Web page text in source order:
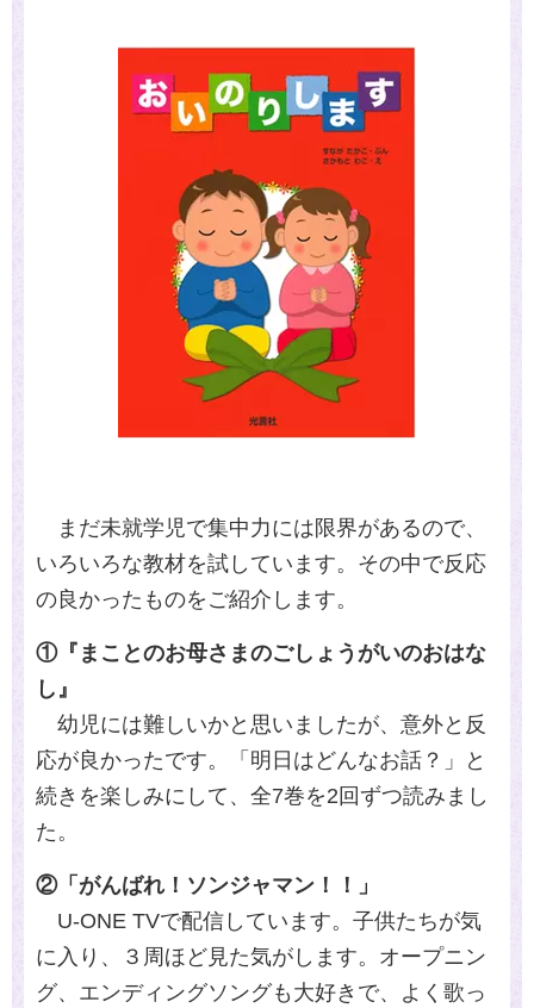
まだ未就学児で集中力には限界があるので、
いろいろな教材を試しています。その中で反応
の良かったものをご紹介します。
①『まことのお母さまのごしょうがいのおはな
し』
幼児には難しいかと思いましたが、意外と反
応が良かったです。「明日はどんなお話？」と
続きを楽しみにして、全7巻を2回ずつ読みまし
た。
②「がんばれ！ソンジャマン！！」
U-ONE TVで配信しています。子供たちが気
に入り、３周ほど見た気がします。オープニン
グ、エンディングソングも大好きで、よく歌っ